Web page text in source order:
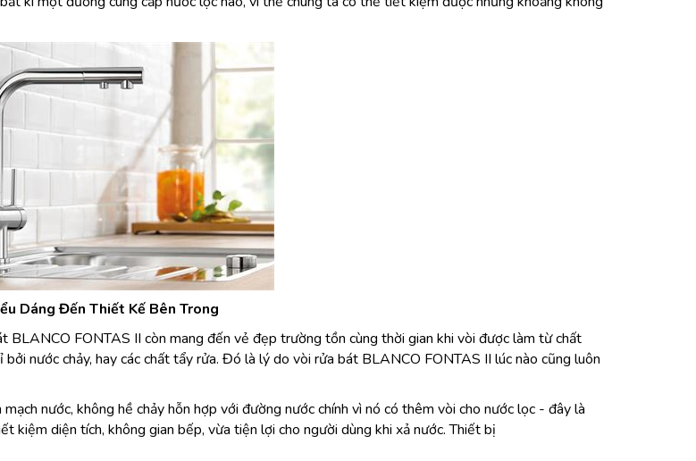
Dáng Đến Thiết Kế Bên Trong
BLANCO FONTAS II còn mang đến vẻ đẹp trường tồn cùng thời gian khi vòi được làm từ chất
nước chảy, hay các chất tẩy rửa. Đó là lý do vòi rửa bát BLANCO FONTAS II lúc nào cũng luôn
nước, không hề chảy hỗn hợp với đường nước chính vì nó có thêm vòi cho nước lọc - đây là
diện tích, không gian bếp, vừa tiện lợi cho người dùng khi xả nước. Thiết bị